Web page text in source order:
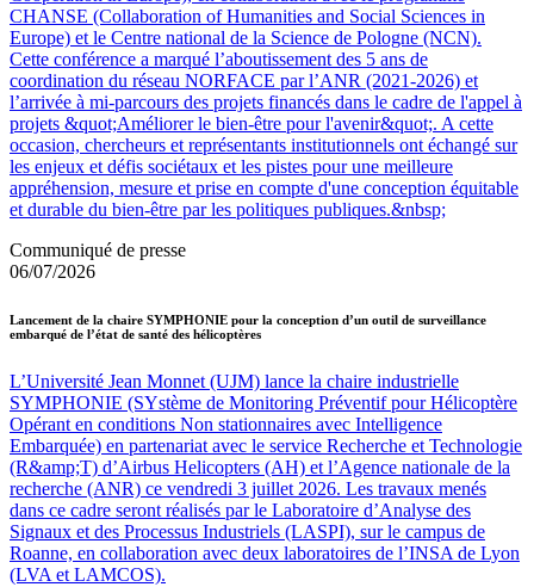
CHANSE (Collaboration of Humanities and Social Sciences in
Europe) et le Centre national de la Science de Pologne (NCN).
Cette conférence a marqué l’aboutissement des 5 ans de
coordination du réseau NORFACE par l’ANR (2021-2026) et
l’arrivée à mi-parcours des projets financés dans le cadre de l'appel à
projets &quot;Améliorer le bien-être pour l'avenir&quot;. A cette
occasion, chercheurs et représentants institutionnels ont échangé sur
les enjeux et défis sociétaux et les pistes pour une meilleure
appréhension, mesure et prise en compte d'une conception équitable
et durable du bien-être par les politiques publiques.&nbsp;
Communiqué de presse
06/07/2026
Lancement de la chaire SYMPHONIE pour la conception d’un outil de surveillance
embarqué de l’état de santé des hélicoptères
L’Université Jean Monnet (UJM) lance la chaire industrielle
SYMPHONIE (SYstème de Monitoring Préventif pour Hélicoptère
Opérant en conditions Non stationnaires avec Intelligence
Embarquée) en partenariat avec le service Recherche et Technologie
(R&amp;T) d’Airbus Helicopters (AH) et l’Agence nationale de la
recherche (ANR) ce vendredi 3 juillet 2026. Les travaux menés
dans ce cadre seront réalisés par le Laboratoire d’Analyse des
Signaux et des Processus Industriels (LASPI), sur le campus de
Roanne, en collaboration avec deux laboratoires de l’INSA de Lyon
(LVA et LAMCOS).